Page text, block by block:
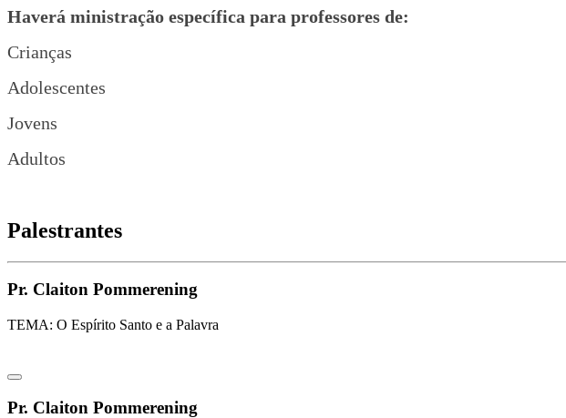
Haverá ministração específica para professores de:
Crianças
Adolescentes
Jovens
Adultos
Palestrantes
Pr. Claiton Pommerening
TEMA: O Espírito Santo e a Palavra
Pr. Claiton Pommerening